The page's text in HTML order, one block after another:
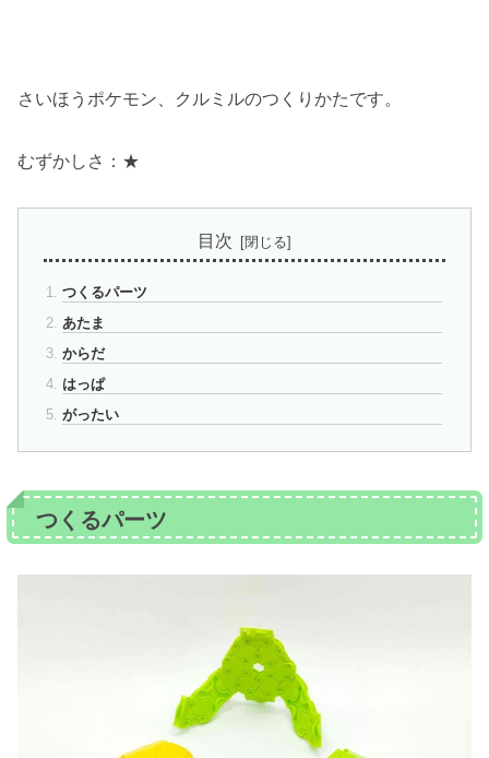
さいほうポケモン、クルミルのつくりかたです。
むずかしさ：★
目次
つくるパーツ
あたま
からだ
はっぱ
がったい
つくるパーツ